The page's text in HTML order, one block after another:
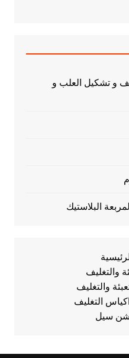
و تشكيل العلب و
البلاستيك
والتغليف
والتغليف
التغليف
سيل